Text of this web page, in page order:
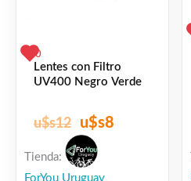
0
Lentes con Filtro
UV400 Negro Verde
u$s12 u$s8
Tienda:
ForYou Uruguay